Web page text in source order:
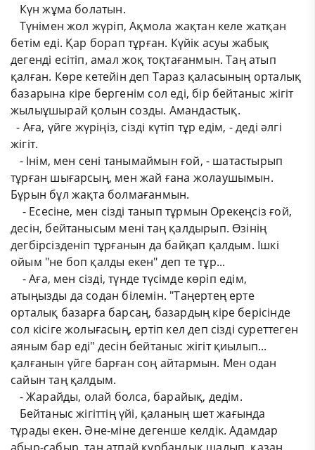
​ ​ ​ Күн жұма болатын.
​ ​ ​ Түнімен жол жүріп, Ақмола жақтан келе жатқан
бетім еді. Қар борап тұрған. Күйік асуы жабық
дегенді есітіп, амал жоқ тоқтағанмын. Таң атып
қалған. Көре кетейін деп Тараз қаласының орталық
базарына кіре бергенім сол еді, бір бейтаныс жігіт
жылыұшырай қолын созды. Амандастық.
​ ​ - Аға, үйге жүріңіз, сізді күтіп тұр едім, - деді әлгі
жігіт.
​ ​ ​ - Інім, мен сені танымаймын ғой, - шатастырып
тұрған шығарсың, мен жай ғана жолаушымын.
Бұрын бұл жақта болмағанмын.
​ ​ ​ ​ - Есесіне, мен сізді танып тұрмын Орекеңсіз ғой,
десін, бейтанысым мені таң қалдырып. Өзінің
дегбірсізденіп тұрғанын да байқап қалдым. Ішкі
ойым "не боп қалды екен" деп те тұр...
​ ​ ​ ​ - Аға, мен сізді, түнде түсімде көріп едім,
атыңызды да содан білемін. "Таңертең ерте
орталық базарға барсаң, базардың кіре берісінде
сол кісіге жолығасың, ертіп кел деп сізді суреттеген
аяным бар еді" десін бейтаныс жігіт қиылып...
қалғанын үйге барған соң айтармын. Мен одан
сайын таң қалдым.
​ ​ ​ - Жарайды, олай болса, барайық, дедім.
​ ​ ​ Бейтаныс жігіттің үйі, қаланың шет жағында
тұрады екен. Әне-міне дегенше келдік. Адамдар
абыр-сабыр, таң атпай құрбандық шалып, қазан